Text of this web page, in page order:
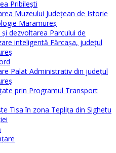
Pribilești
Muzeului Județean de Istorie
Maramureș
și dezvoltarea Parcului de
inteligentă Fărcașa, județul
Palat Administrativ din județul
prin Programul Transport
Tisa în zona Teplița din Sighetu